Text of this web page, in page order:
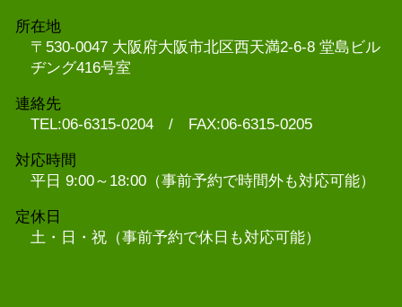
所在地
〒530-0047 大阪府大阪市北区西天満2-6-8 堂島ビル
ヂング416号室
連絡先
TEL:06-6315-0204 / FAX:06-6315-0205
対応時間
平日 9:00～18:00（事前予約で時間外も対応可能）
定休日
土・日・祝（事前予約で休日も対応可能）